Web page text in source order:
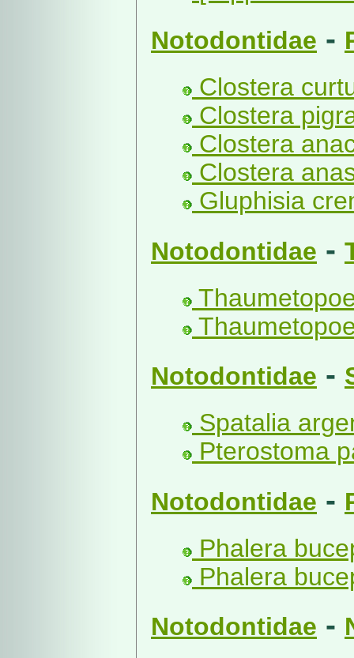
Notodontidae -
Clostera
Clostera
Clostera
Clostera
Gluphisia
Notodontidae -
Notodontidae -
Spatalia
Pterostoma
Notodontidae -
Phalera
Phalera
Notodontidae -